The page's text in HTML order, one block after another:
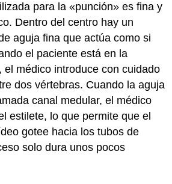
para la «punción» es fina y
Dentro del centro hay un
aguja fina que actúa como si
el paciente está en la
el médico introduce con cuidado
dos vértebras. Cuando la aguja
canal medular, el médico
estilete, lo que permite que el
gotee hacia los tubos de
solo dura unos pocos